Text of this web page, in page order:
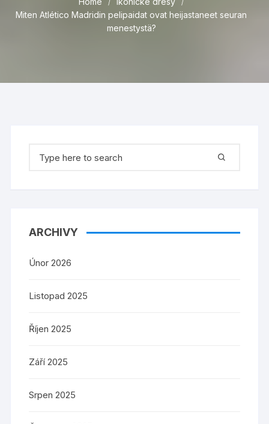
Miten Atlético Madridin pelipaidat ovat heijastaneet seuran
menestystä?
for:
ARCHIVY
Únor 2026
Listopad 2025
Říjen 2025
Září 2025
Srpen 2025